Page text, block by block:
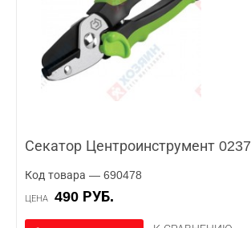
Секатор Центроинструмент 0237
Код товара — 690478
ЦЕНА 490 РУБ.